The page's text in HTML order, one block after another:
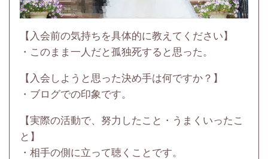
【入会前の気持ちを具体的に教えてください】
・このまま一人だと孤独死すると思った。
【入会しようと思った決め手は何ですか？】
・ブログでの印象です。
【実際の活動で、努力したこと・うまくいったこ
と】
・相手の側に立って聴くことです。